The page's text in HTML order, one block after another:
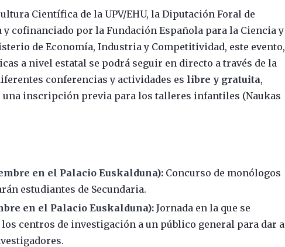
Científica de la UPV/EHU, la Diputación Foral de
cofinanciado por la Fundación Española para la Ciencia y
de Economía, Industria y Competitividad, este evento,
a nivel estatal se podrá seguir en directo a través de la
conferencias y actividades es libre y gratuita,
una inscripción previa para los talleres infantiles (Naukas
en el Palacio Euskalduna): Concurso de monólogos
estudiantes de Secundaria.
en el Palacio Euskalduna): Jornada en la que se
centros de investigación a un público general para dar a